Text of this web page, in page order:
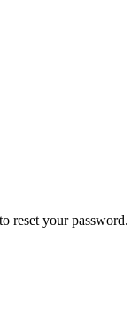
reset your password.